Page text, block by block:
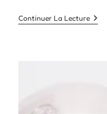
Continuer La Lecture